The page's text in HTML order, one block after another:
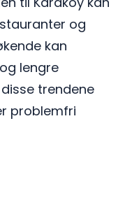
og
kan
lengre
trendene
problemfri